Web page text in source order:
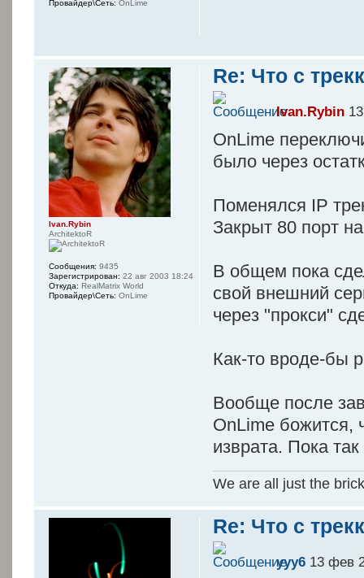
Провайдер\Сеть: OnLime
Re: Что с
Ivan.Rybin
OnLime
было через
Поменялся IP
Закрыт 80 порт
В общем пока
свой внешний
через "прокси"
Как-то вроде-бы
Вообще после
OnLime божится,
изврата. Пока
We are all just the
Ivan.Rybin
ArchitektoR
Сообщения: 9435
Зарегистрирован: 22 авг 2003 18:24
Откуда: RealMatrix World
Провайдер\Сеть: OnLime
Re: Что с
yyy6 13 фев